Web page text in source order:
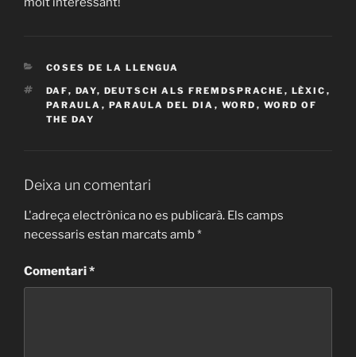
CATEGORIES
COSES DE LA LLENGUA
ETIQUETES
DAF, DAY, DEUTSCH ALS FREMDSPRACHE , LÈXIC ,
PARAULA , PARAULA DEL DIA , WORD , WORD OF
THE DAY
Deixa un comentari
L'adreça electrònica no es publicarà. Els camps
necessaris estan marcats amb*
Comentari*